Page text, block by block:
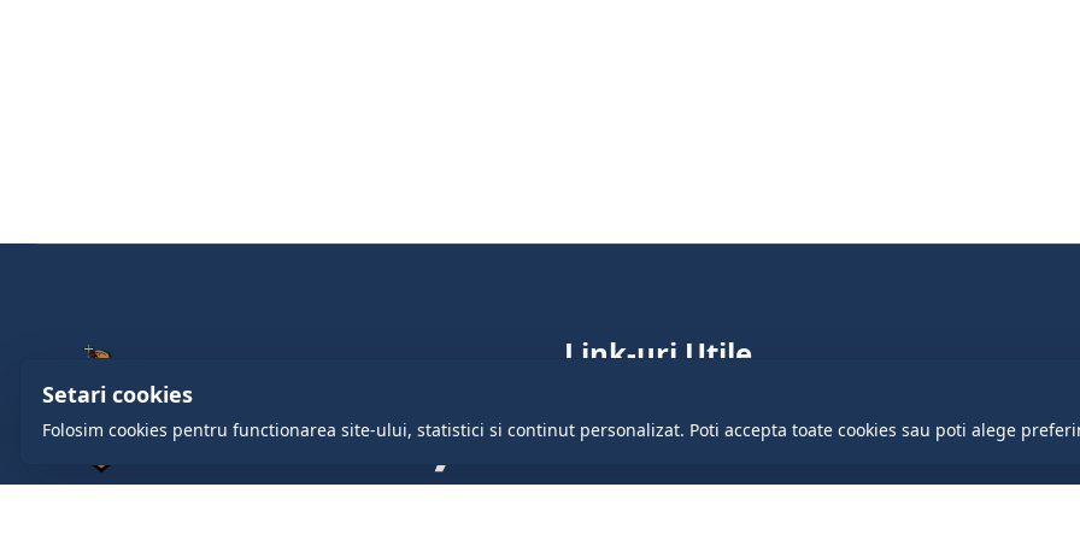
Link-uri Utile
Setari cookies
Folosim cookies pentru functionarea site-ului, statistici si continut personalizat. Poti accepta toate cookies sau poti alege